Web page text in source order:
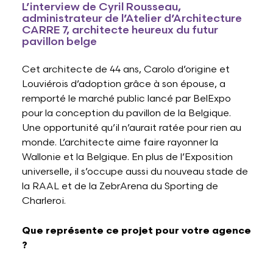
L’interview de Cyril Rousseau,
administrateur de l’Atelier d’Architecture
CARRE 7, architecte heureux du futur
pavillon belge
Cet architecte de 44 ans, Carolo d’origine et
Louviérois d’adoption grâce à son épouse, a
remporté le marché public lancé par BelExpo
pour la conception du pavillon de la Belgique.
Une opportunité qu’il n’aurait ratée pour rien au
monde. L’architecte aime faire rayonner la
Wallonie et la Belgique. En plus de l’Exposition
universelle, il s’occupe aussi du nouveau stade de
la RAAL et de la ZebrArena du Sporting de
Charleroi.
Que représente ce projet pour votre agence
?